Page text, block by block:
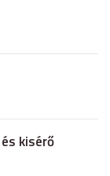
kisérő